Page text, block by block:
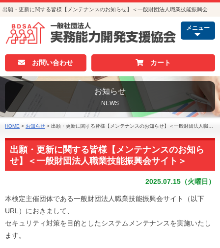
メニュー
お問い合わせ カート
お知らせ
NEWS
HOME > お知らせ > 出願・更新に関する皆様【メンテナンスのお知らせ】＜一般財団法人職業技能振興会サイト＞
出願・更新に関する皆様【メンテナンスのお知ら
せ】＜一般財団法人職業技能振興会サイト＞
2025.07.15（火曜日）
本検定主催団体である一般財団法人職業技能振興会サイト（以下
URL）におきまして、
セキュリティ対策を目的としたシステムメンテナンスを実施いたし
ます。